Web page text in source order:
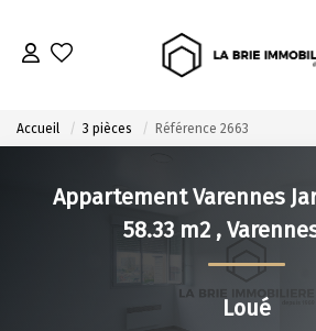
Immobilier Neuf
Notre Guide
VENDRE
Accueil 3 pièces Référence 2663
Appartement Varennes
58.33 m2 ,
Loué